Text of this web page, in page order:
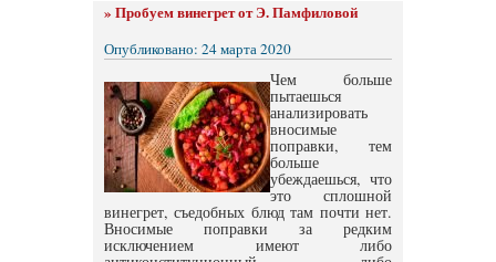
» Пробуем винегрет от Э. Памфиловой
Опубликовано: 24 марта 2020
Чем больше
пытаешься
анализировать
вносимые
поправки, тем
больше
убеждаешься, что
это сплошной
винегрет, съедобных блюд там почти нет.
Вносимые поправки за редким
исключением имеют либо